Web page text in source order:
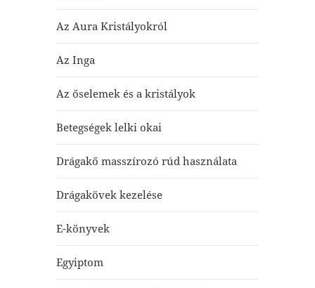
Az Aura Kristályokról
Az Inga
Az őselemek és a kristályok
Betegségek lelki okai
Drágakő masszírozó rúd használata
Drágakövek kezelése
E-könyvek
Egyiptom